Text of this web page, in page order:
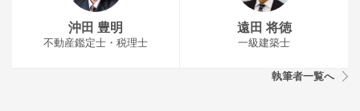
沖田 豊明
不動産鑑定士・税理士
遠田 将徳
一級建築士
執筆者一覧へ